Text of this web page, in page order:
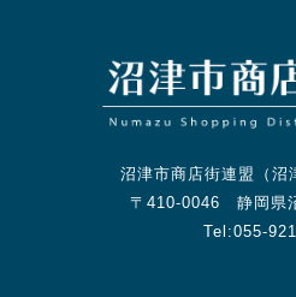
沼津市商店街連盟（沼
〒410-0046 静岡県
Tel:055-